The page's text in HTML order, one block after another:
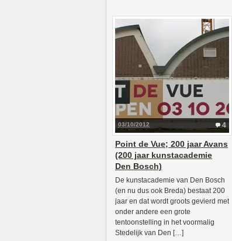
4
03/10/2012
Point de Vue; 200 jaar Avans
(200 jaar kunstacademie
Den Bosch)
De kunstacademie van Den Bosch
(en nu dus ook Breda) bestaat 200
jaar en dat wordt groots gevierd met
onder andere een grote
tentoonstelling in het voormalig
Stedelijk van Den […]